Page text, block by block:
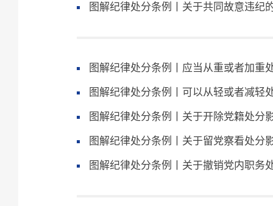
图解纪律处分条例丨关于共同故意违纪
图解纪律处分条例丨应当从重或者加重
图解纪律处分条例丨可以从轻或者减轻
图解纪律处分条例丨关于开除党籍处分
图解纪律处分条例丨关于留党察看处分
图解纪律处分条例丨关于撤销党内职务